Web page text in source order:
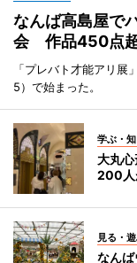
なんば高島屋で
会 作品450点
「プレバト才能アリ
5）で始まった。
学ぶ・
大丸
200人
見る・
なん